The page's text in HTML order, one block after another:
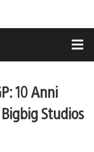
10 Anni
Studios